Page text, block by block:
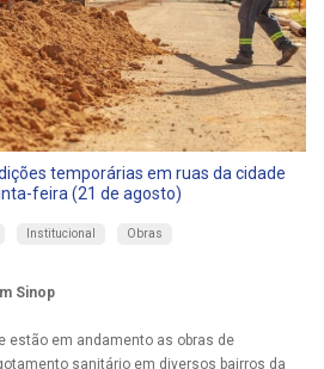
temporárias em ruas da cidade
feira (21 de agosto)
Institucional Obras
Sinop
estão em andamento as obras de
sanitário em diversos bairros da